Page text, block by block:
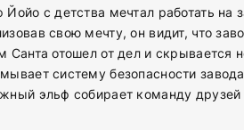
Йойо с детства мечтал работать на
свою мечту, он видит, что
Санта отошел от дел и скрывается
систему безопасности
эльф собирает команду друзей